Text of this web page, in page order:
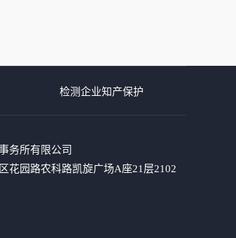
检测企业知产保护
务所有限公司
花园路农科路凯旋广场A座21层2102